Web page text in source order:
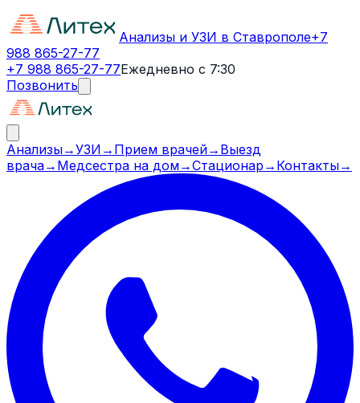
Анализы и УЗИ в Ставрополе+7
988 865-27-77
+7 988 865-27-77Ежедневно с 7:30
Позвонить
Анализы→УЗИ → Прием врачей→ Выезд
врача→ Медсестра на дом→Стационар → Контакты→